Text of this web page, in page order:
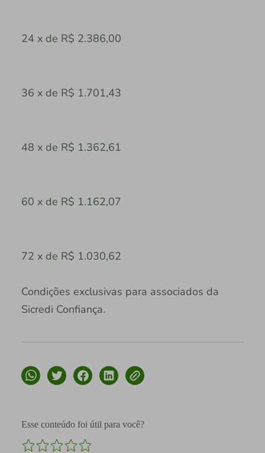
24 x de R$ 2.386,00
36 x de R$ 1.701,43
48 x de R$ 1.362,61
60 x de R$ 1.162,07
72 x de R$ 1.030,62
Condições exclusivas para associados da
Sicredi Confiança.
Esse conteúdo foi útil para você?